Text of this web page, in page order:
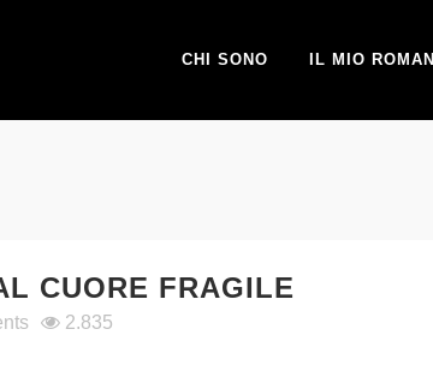
CHI SONO IL MIO
CUORE FRAGILE
2.835